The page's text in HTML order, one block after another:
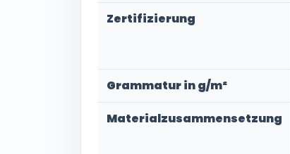
Zertifizierung
Grammatur in g/m²
Materialzusammensetzung